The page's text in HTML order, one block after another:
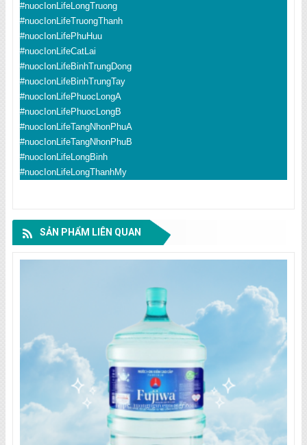
#nuocIonLifeLongTruong
#nuocIonLifeTruongThanh
#nuocIonLifePhuHuu
#nuocIonLifeCatLai
#nuocIonLifeBinhTrungDong
#nuocIonLifeBinhTrungTay
#nuocIonLifePhuocLongA
#nuocIonLifePhuocLongB
#nuocIonLifeTangNhonPhuA
#nuocIonLifeTangNhonPhuB
#nuocIonLifeLongBinh
#nuocIonLifeLongThanhMy
SẢN PHẨM LIÊN QUAN